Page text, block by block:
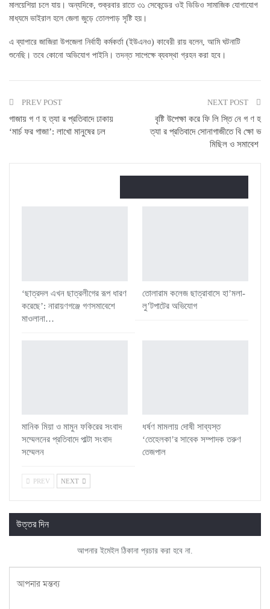
মালয়েশিয়া চলে যায়। অন্যদিকে, শুক্রবার রাতে ৩১ সেকেন্ডের ওই ভিডিও সামাজিক যোগাযোগ
মাধ্যমে ভাইরাল হলে জেলা জুড়ে তোলপাড় সৃষ্টি হয়।
এ ব্যাপারে জাজিরা উপজেলা নির্বাহী কর্মকর্তা (ইউএনও) কাবেরী রায় বলেন, আমি ঘটনাটি
শুনেছি। তবে কোনো অভিযোগ পাইনি। তদন্ত সাপেক্ষে ব্যবস্থা গ্রহন করা হবে।
PREV POST
গাজায় গ ণ হ ত্যা র প্রতিবাদে ঢাকায়
‘মার্চ ফর গাজা’: লাখো মানুষের ঢল
NEXT POST
বৃষ্টি উপেক্ষা করে ফি লি স্তি নে গ ণ হ
ত্যা র প্রতিবাদে সোনাগাজীতে বি ক্ষো ভ
মিছিল ও সমাবেশ
‘ছাত্রদল এখন ছাত্রলীগের রূপ ধারণ
করেছে’: নারায়ণগঞ্জে গণসমাবেশে
মাওলানা…
তোলারাম কলেজ ছাত্রাবাসে হা’মলা-
লু’টপাটের অভিযোগ
মানিক মিয়া ও মামুন ফকিরের সংবাদ
সম্মেলনের প্রতিবাদে পাল্টা সংবাদ
সম্মেলন
ধর্ষণ মামলায় দোষী সাব্যস্ত
‘তেহেলকা’র সাবেক সম্পাদক তরুণ
তেজপাল
PREV NEXT
উত্তর দিন
আপনার ইমেইল ঠিকানা প্রচার করা হবে না.